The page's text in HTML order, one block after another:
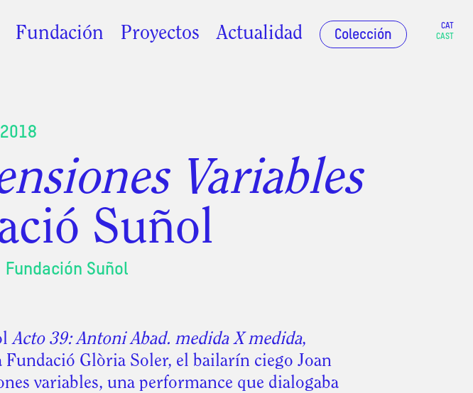
Fundación Proyectos Actualidad Colección
CAT
CAST
Variables
Suñol
Fundación Suñol
Acto 39: Antoni Abad. medida X medida,
Glòria Soler, el bailarín ciego Joan
variables, una performance que dialogaba